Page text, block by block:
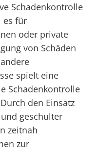
Schadenkontrolle
es für
oder private
von Schäden
spielt eine
Schadenkontrolle
den Einsatz
geschulter
zeitnah
zur